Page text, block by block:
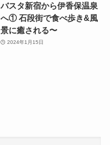
バスタ新宿から伊香保温泉
へ① 石段街で食べ歩き&風
景に癒される〜
2024年1月15日